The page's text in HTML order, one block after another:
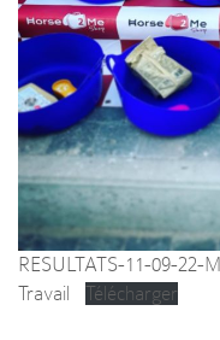
RESULTATS-11-09-22-
Travail
Télécharger